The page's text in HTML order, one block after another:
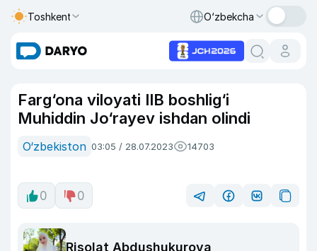
Toshkent O‘zbekcha
Farg‘ona viloyati IIB boshlig‘i
Muhiddin Jo‘rayev ishdan olindi
O‘zbekiston 03:05 / 28.07.2023 14703
0 0
Risolat Abdushukurova